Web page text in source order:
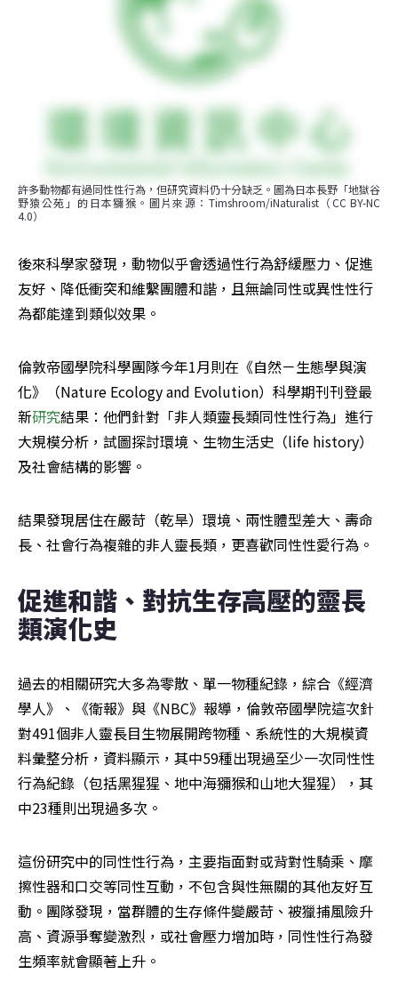
許多動物都有過同性性行為，但研究資料仍十分缺乏。圖為日本長野「地獄谷
野猿公苑」的日本獼猴。圖片來源：Timshroom/iNaturalist（CC BY-NC
4.0）
後來科學家發現，動物似乎會透過性行為舒緩壓力、促進
友好、降低衝突和維繫團體和諧，且無論同性或異性性行
為都能達到類似效果。
倫敦帝國學院科學團隊今年1月則在《自然－生態學與演
化》（Nature Ecology and Evolution）科學期刊刊登最
新研究結果：他們針對「非人類靈長類同性性行為」進行
大規模分析，試圖探討環境、生物生活史（life history）
及社會結構的影響。
結果發現居住在嚴苛（乾旱）環境、兩性體型差大、壽命
長、社會行為複雜的非人靈長類，更喜歡同性性愛行為。
促進和諧、對抗生存高壓的靈長
類演化史
過去的相關研究大多為零散、單一物種紀錄，綜合《經濟
學人》、《衛報》與《NBC》報導，倫敦帝國學院這次針
對491個非人靈長目生物展開跨物種、系統性的大規模資
料彙整分析，資料顯示，其中59種出現過至少一次同性性
行為紀錄（包括黑猩猩、地中海獼猴和山地大猩猩），其
中23種則出現過多次。
這份研究中的同性性行為，主要指面對或背對性騎乘、摩
擦性器和口交等同性互動，不包含與性無關的其他友好互
動。團隊發現，當群體的生存條件變嚴苛、被獵捕風險升
高、資源爭奪變激烈，或社會壓力增加時，同性性行為發
生頻率就會顯著上升。